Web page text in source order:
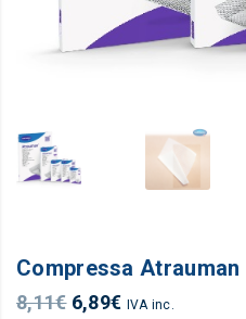
Compressa Atrauman
8,11€ O
6,89€OIVA inc.